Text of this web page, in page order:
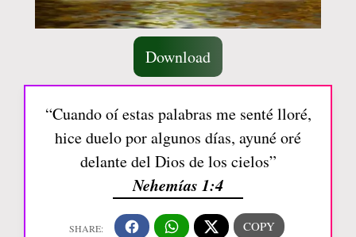
Download
“Cuando oí estas palabras me senté lloré,
hice duelo por algunos días, ayuné oré
delante del Dios de los cielos”
Nehemías 1:4